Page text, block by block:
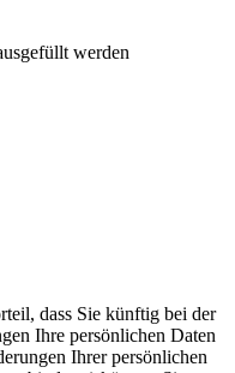
werden
dass Sie künftig bei der
Ihre persönlichen Daten
Ihrer persönlichen